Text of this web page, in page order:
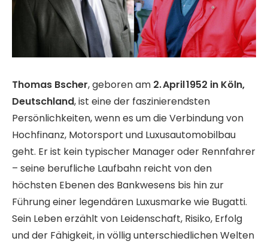
Thomas Bscher, geboren am 2. April 1952 in Köln,
Deutschland, ist eine der faszinierendsten
Persönlichkeiten, wenn es um die Verbindung von
Hochfinanz, Motorsport und Luxusautomobilbau
geht. Er ist kein typischer Manager oder Rennfahrer
– seine berufliche Laufbahn reicht von den
höchsten Ebenen des Bankwesens bis hin zur
Führung einer legendären Luxusmarke wie Bugatti.
Sein Leben erzählt von Leidenschaft, Risiko, Erfolg
und der Fähigkeit, in völlig unterschiedlichen Welten